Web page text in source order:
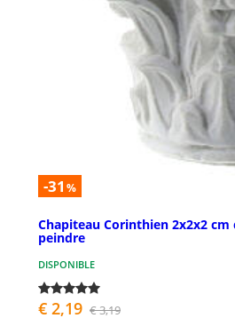
-31 %
Chapiteau Corinthien 2x2x2
peindre
DISPONIBLE
€ 2,19 € 3,19